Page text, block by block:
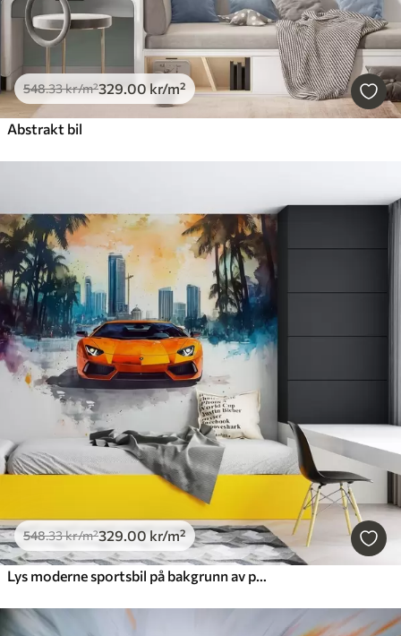
548.33kr/m²329.00 kr/m²
Abstrakt bil
548.33kr/m²329.00 kr/m²
Lys moderne sportsbil på bakgrunn av palmer og skyskrapere i akvarellteknikk a la prima